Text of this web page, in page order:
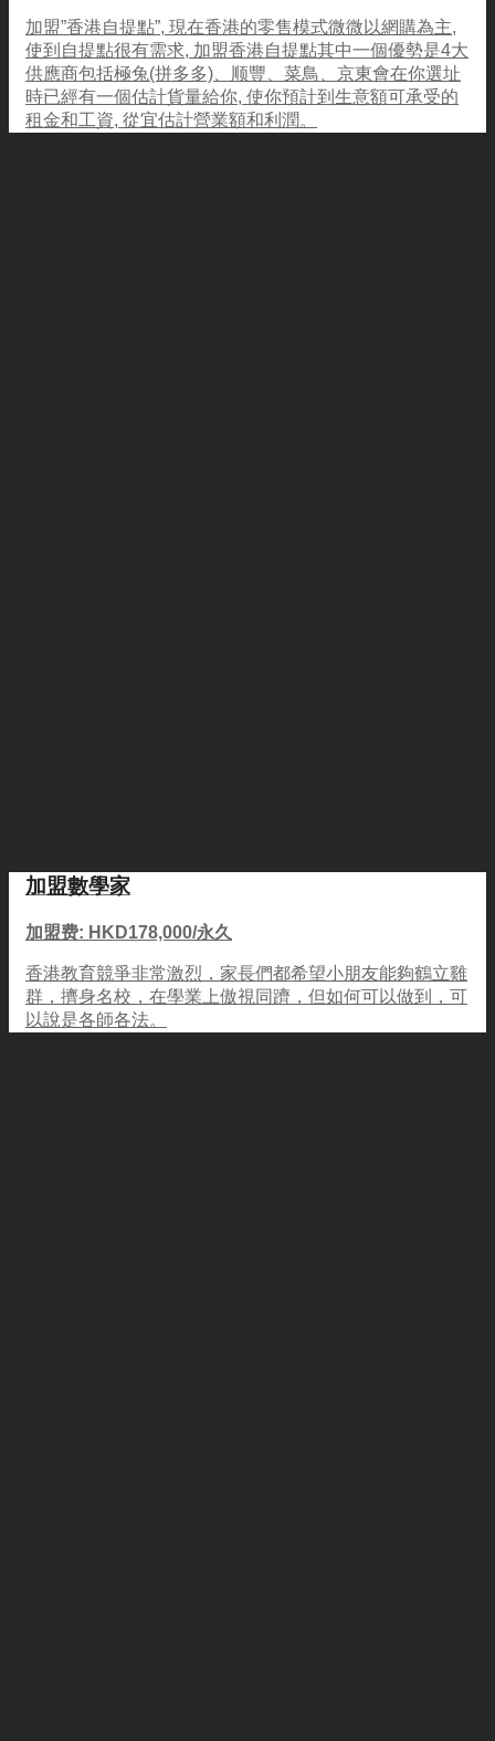
加盟”香港自提點”, 現在香港的零售模式微微以網購為主,
使到自提點很有需求, 加盟香港自提點其中一個優勢是4大
供應商包括極兔(拼多多)、顺豐、菜鳥、京東會在你選址
時已經有一個估計貨量給你, 使你預計到生意額可承受的
租金和工資, 從宜估計營業額和利潤。
加盟數學家
加盟费: HKD178,000/永久
香港教育競爭非常激烈，家長們都希望小朋友能夠鶴立雞
群，擠身名校，在學業上傲視同躋，但如何可以做到，可
以說是各師各法。